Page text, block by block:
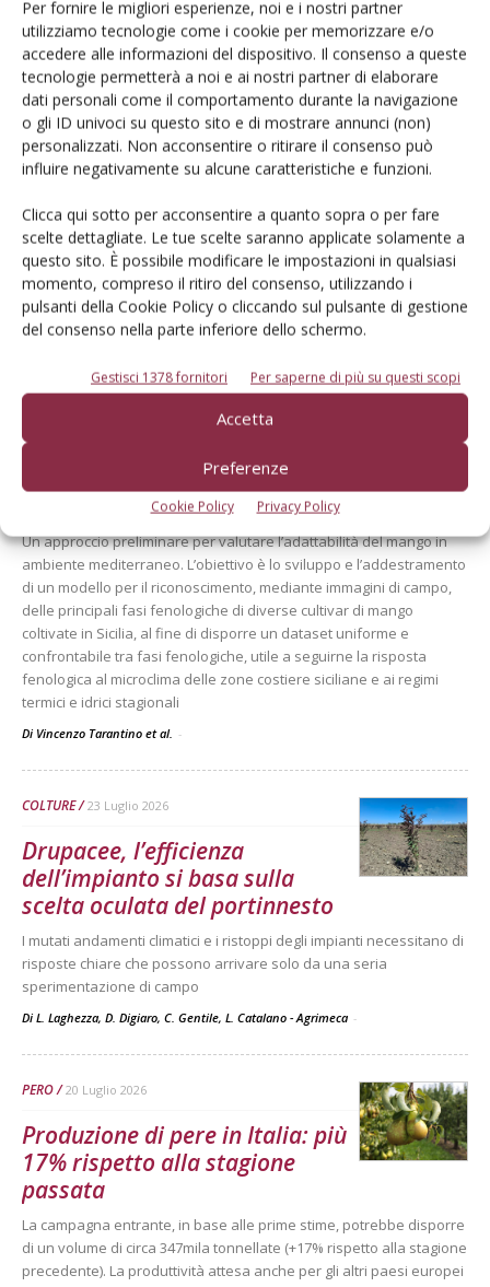
Per fornire le migliori esperienze, noi e i nostri partner
utilizziamo tecnologie come i cookie per memorizzare e/o
accedere alle informazioni del dispositivo. Il consenso a queste
tecnologie permetterà a noi e ai nostri partner di elaborare
dati personali come il comportamento durante la navigazione
o gli ID univoci su questo sito e di mostrare annunci (non)
personalizzati. Non acconsentire o ritirare il consenso può
influire negativamente su alcune caratteristiche e funzioni.
Clicca qui sotto per acconsentire a quanto sopra o per fare
scelte dettagliate. Le tue scelte saranno applicate solamente a
questo sito. È possibile modificare le impostazioni in qualsiasi
momento, compreso il ritiro del consenso, utilizzando i
pulsanti della Cookie Policy o cliccando sul pulsante di gestione
del consenso nella parte inferiore dello schermo.
Gestisci 1378 fornitori Per saperne di più su questi scopi
Accetta
Preferenze
Cookie Policy Privacy Policy
Dalla stessa categoria
MELO 6 Agosto 2026
Mele, la produzione europea
scenderà sotto i 10 milioni di
tonnellate
Secondo le previsioni di Prognosfruit 2026, pesano nel bilancio gli
eventi climatici estremi. Ma le prospettive di mercato sono buone
ARTICOLI ABBONATI
Mango, intelligenza artificiale
per monitorare la fenologia
Un approccio preliminare per valutare l’adattabilità del mango in
ambiente mediterraneo. L’obiettivo è lo sviluppo e l’addestramento
di un modello per il riconoscimento, mediante immagini di campo,
delle principali fasi fenologiche di diverse cultivar di mango
coltivate in Sicilia, al fine di disporre un dataset uniforme e
confrontabile tra fasi fenologiche, utile a seguirne la risposta
fenologica al microclima delle zone costiere siciliane e ai regimi
termici e idrici stagionali
Di Vincenzo Tarantino et al. -
COLTURE 23 Luglio 2026
Drupacee, l’efficienza
dell’impianto si basa sulla
scelta oculata del portinnesto
I mutati andamenti climatici e i ristoppi degli impianti necessitano di
risposte chiare che possono arrivare solo da una seria
sperimentazione di campo
Di L. Laghezza, D. Digiaro, C. Gentile, L. Catalano - Agrimeca -
PERO 20 Luglio 2026
Produzione di pere in Italia: più
17% rispetto alla stagione
passata
La campagna entrante, in base alle prime stime, potrebbe disporre
di un volume di circa 347mila tonnellate (+17% rispetto alla stagione
precedente). La produttività attesa anche per gli altri paesi europei